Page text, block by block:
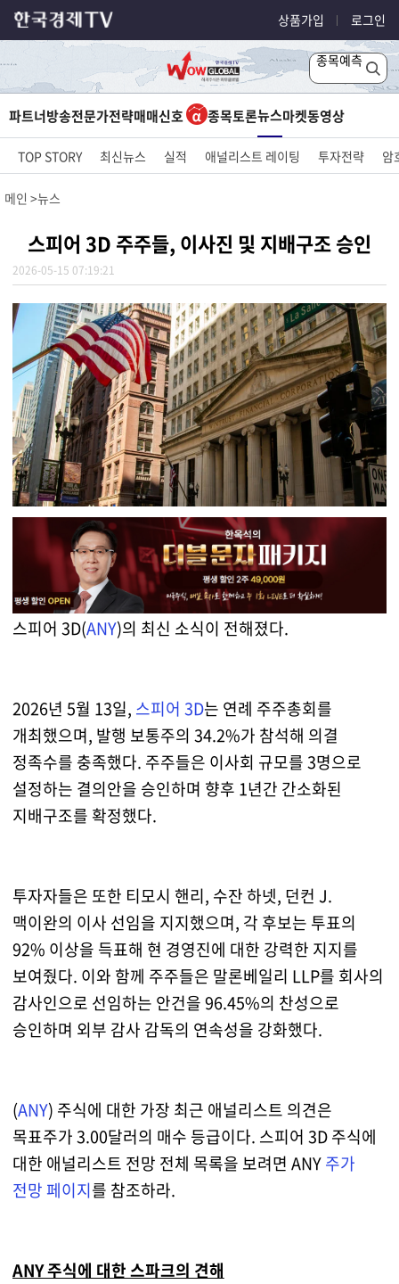
상품가입 로그인
종목예측
파트너방송전문가전략매매신호 종목토론뉴스마켓동영상
TOP STORY 최신뉴스 실적 애널리스트 레이팅 투자전략 암
메인 뉴스
스피어 3D 주주들, 이사진 및 지배구조 승인
2026-05-15 07:19:21
스피어 3D(ANY)의 최신 소식이 전해졌다.
2026년 5월 13일, 스피어 3D는 연례 주주총회를
개최했으며, 발행 보통주의 34.2%가 참석해 의결
정족수를 충족했다. 주주들은 이사회 규모를 3명으로
설정하는 결의안을 승인하며 향후 1년간 간소화된
지배구조를 확정했다.
투자자들은 또한 티모시 핸리, 수잔 하넷, 던컨 J.
맥이완의 이사 선임을 지지했으며, 각 후보는 투표의
92% 이상을 득표해 현 경영진에 대한 강력한 지지를
보여줬다. 이와 함께 주주들은 말론베일리 LLP를 회사의
감사인으로 선임하는 안건을 96.45%의 찬성으로
승인하며 외부 감사 감독의 연속성을 강화했다.
(ANY) 주식에 대한 가장 최근 애널리스트 의견은
목표주가 3.00달러의 매수 등급이다. 스피어 3D 주식에
대한 애널리스트 전망 전체 목록을 보려면 ANY주가
전망 페이지를 참조하라.
ANY 주식에 대한 스파크의 견해